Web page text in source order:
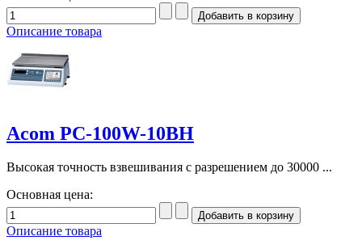
Описание товара
Acom PC-100W-10BH
Высокая точность взвешивания с разрешением до 30000 ...
Основная цена:
Описание товара